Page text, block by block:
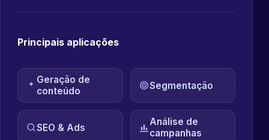
Principais aplicações
Geração de
conteúdo
Segmentação
SEO & Ads
Análise de
campanhas